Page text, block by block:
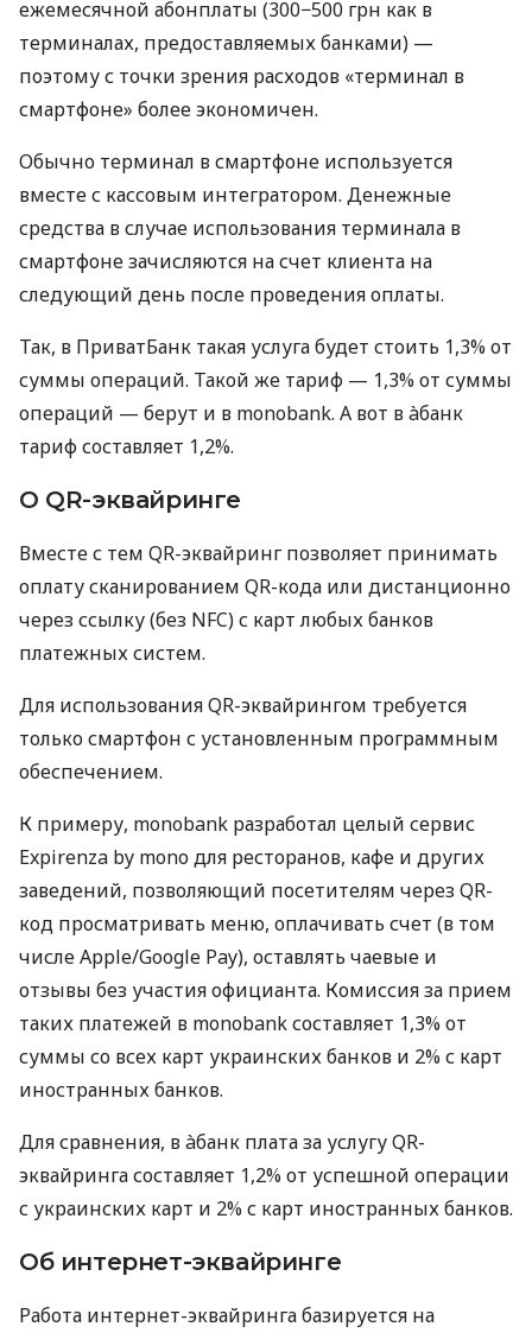
ежемесячной абонплаты (300−500 грн как в
терминалах, предоставляемых банками) —
поэтому с точки зрения расходов «терминал в
смартфоне» более экономичен.
Обычно терминал в смартфоне используется
вместе с кассовым интегратором. Денежные
средства в случае использования терминала в
смартфоне зачисляются на счет клиента на
следующий день после проведения оплаты.
Так, в ПриватБанк такая услуга будет стоить 1,3% от
суммы операций. Такой же тариф — 1,3% от суммы
операций — берут и в monobank. А вот в àбанк
тариф составляет 1,2%.
О QR-эквайринге
Вместе с тем QR-эквайринг позволяет принимать
оплату сканированием QR-кода или дистанционно
через ссылку (без NFC) с карт любых банков
платежных систем.
Для использования QR-эквайрингом требуется
только смартфон с установленным программным
обеспечением.
К примеру, monobank разработал целый сервис
Expirenza by mono для ресторанов, кафе и других
заведений, позволяющий посетителям через QR-
код просматривать меню, оплачивать счет (в том
числе Apple/Google Pay), оставлять чаевые и
отзывы без участия официанта. Комиссия за прием
таких платежей в monobank составляет 1,3% от
суммы со всех карт украинских банков и 2% с карт
иностранных банков.
Для сравнения, в àбанк плата за услугу QR-
эквайринга составляет 1,2% от успешной операции
с украинских карт и 2% с карт иностранных банков.
Об интернет-эквайринге
Работа интернет-эквайринга базируется на